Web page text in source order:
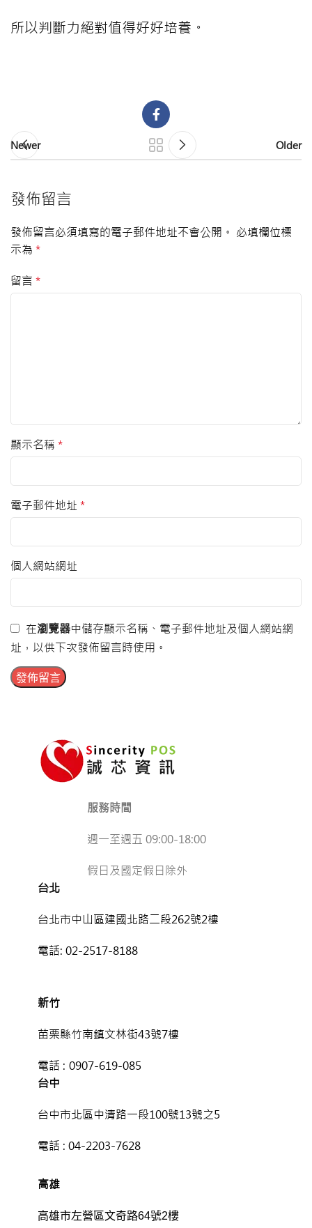
所以判斷力絕對值得好好培養。
Newer Older
發佈留言
發佈留言必須填寫的電子郵件地址不會公開。 必填欄位標
示為 *
留言 *
顯示名稱 *
電子郵件地址 *
個人網站網址
在瀏覽器中儲存顯示名稱、電子郵件地址及個人網站網
址，以供下次發佈留言時使用。
服務時間
週一至週五 09:00-18:00
假日及國定假日除外
台北
台北市中山區建國北路二段262號2樓
電話:02-2517-8188
新竹
苗栗縣竹南鎮文林街43號7樓
電話 :0907-619-085
台中
台中市北區中清路一段100號13號之5
電話 :04-2203-7628
高雄
高雄市左營區文奇路64號2樓